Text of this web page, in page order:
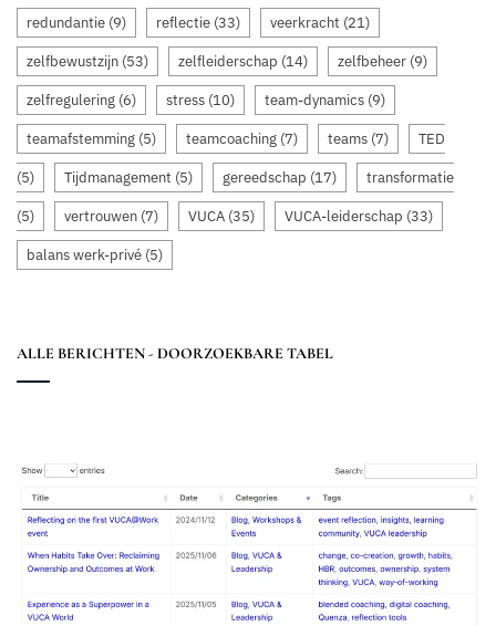
redundantie (9) reflectie (33) veerkracht (21)
zelfbewustzijn (53) zelfleiderschap (14) zelfbeheer (9)
zelfregulering (6) stress (10) team-dynamics (9)
teamafstemming (5) teamcoaching (7) teams (7) TED
(5) Tijdmanagement (5) gereedschap (17) transformatie
(5) vertrouwen (7) VUCA (35) VUCA-leiderschap (33)
balans werk-privé (5)
ALLE BERICHTEN - DOORZOEKBARE TABEL